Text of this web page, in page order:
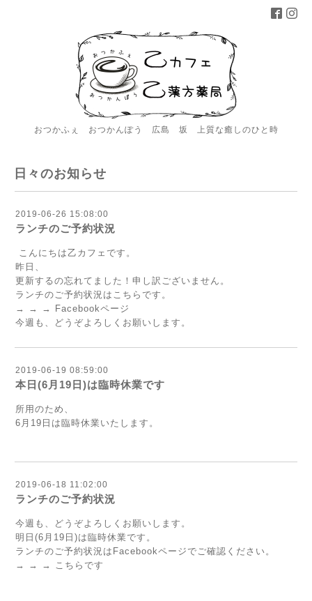
おつかふぇ おつかんぽう 広島 坂 上質な癒しのひと時
日々のお知らせ
2019-06-26 15:08:00
ランチのご予約状況
こんにちは乙カフェです。
昨日、
更新するの忘れてました！申し訳ございません。
ランチのご予約状況はこちらです。
→ → → Facebookページ
今週も、どうぞよろしくお願いします。
2019-06-19 08:59:00
本日(6月19日)は臨時休業です
所用のため、
6月19日は臨時休業いたします。
2019-06-18 11:02:00
ランチのご予約状況
今週も、どうぞよろしくお願いします。
明日(6月19日)は臨時休業です。
ランチのご予約状況はFacebookページでご確認ください。
→ → → こちらです